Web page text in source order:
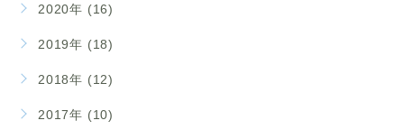
2020年 (16)
2019年 (18)
2018年 (12)
2017年 (10)